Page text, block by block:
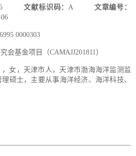
文献标识码：A 文章编号：
会基金项目（CAMAJJ201811）
女，天津市人，天津市渤海海洋监测监
硕士，主要从事海洋经济、海洋科技、